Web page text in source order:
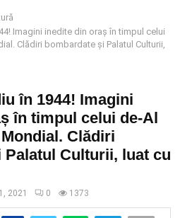
Imagini inedite din oraș în timpul celui
Clădiri bombardate și Palatul Culturii,
în 1944! Imagini
în timpul celui de-Al
Clădiri
Palatul Culturii, luat cu
2021 0 1373